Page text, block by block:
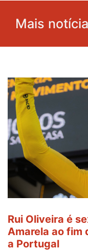
Mais
Rui Oliveira é
Amarela ao fim
a Portugal